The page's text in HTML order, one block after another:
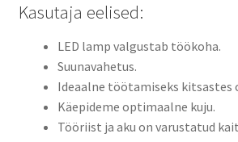
Kasutaja eelised:
LED lamp valgustab töökoha.
Suunavahetus.
Ideaalne töötamiseks kitsastes
Käepideme optimaalne kuju.
Tööriist ja aku on varustatud